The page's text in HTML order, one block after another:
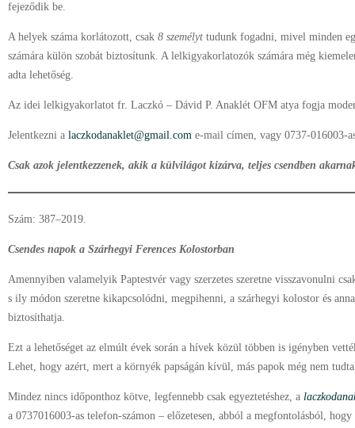
fejeződik be.
A helyek száma korlátozott, csak 8 személyt tudunk fogadni, mivel minden
számára külön szobát biztosítunk. A lelkigyakorlatozók számára még
adta lehetőség.
Az idei lelkigyakorlatot fr. Laczkó – Dávid P. Anaklét OFM atya fogja
Jelentkezni a laczkodanaklet@gmail.com e-mail címen, vagy 0737-016003-
Csak azok jelentkezzenek, akik a külvilágot kizárva, teljes csendben
Szám: 387–2019.
Csendes napok a Szárhegyi Ferences Kolostorban
Amennyiben valamelyik Paptestvér vagy szerzetes szeretne visszavonulni
s ily módon szeretne kikapcsolódni, megpihenni, a szárhegyi kolostor és
biztosíthatja.
Ezt a lehetőséget az elmúlt évek során a hívek közül többen is igényben
Lehet, hogy azért, mert a környék papságán kívül, más papok még nem
Mindez nincs időponthoz kötve, legfennebb csak egyeztetéshez, a
a 0737016003-as telefon-számon – előzetesen, abból a megfontolásból,